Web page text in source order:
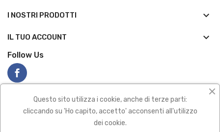
I NOSTRI PRODOTTI keyboard_arrow_down
IL TUO ACCOUNT 
Follow Us
Questo sito utilizza i cookie, anche di terze parti:
cliccando su 'Ho capito, accetto' acconsenti all'utilizzo
dei cookie.